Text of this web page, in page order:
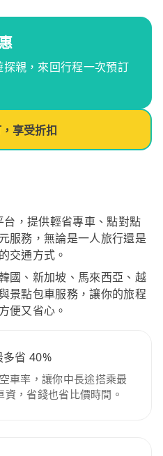
親，來回行程一次預訂
享受折扣
，提供輕省專車、點對點
服務，無論是一人旅行還是
交通方式。
國、新加坡、馬來西亞、越
景點包車服務，讓你的旅程
便又省心。
省 40%
車率，讓你中長途搭乘最
資，省錢也省比價時間。